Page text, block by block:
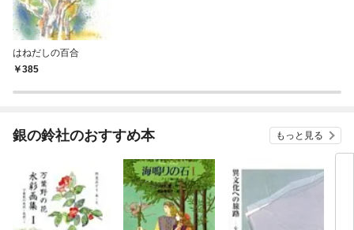
はねだしの百合
385
銀の鈴社のおすすめ本 もっと見る